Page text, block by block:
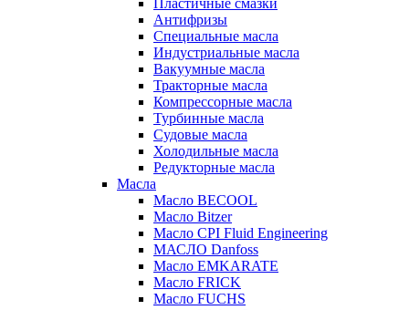
Пластичные смазки
Антифризы
Специальные масла
Индустриальные масла
Вакуумные масла
Тракторные масла
Компрессорные масла
Турбинные масла
Судовые масла
Холодильные масла
Редукторные масла
Масла
Масло BECOOL
Масло Bitzer
Масло CPI Fluid Engineering
МАСЛО Danfoss
Масло EMKARATE
Масло FRICK
Масло FUCHS